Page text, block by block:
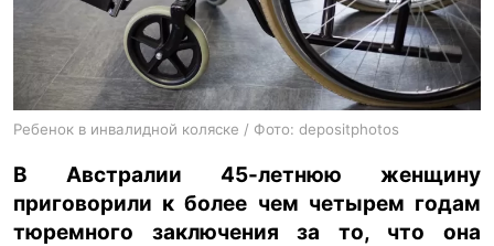
ru en
Ребенок в инвалидной коляске / Фото: depositphotos
В Австралии 45-летнюю женщину
приговорили к более чем четырем годам
тюремного заключения за то, что она